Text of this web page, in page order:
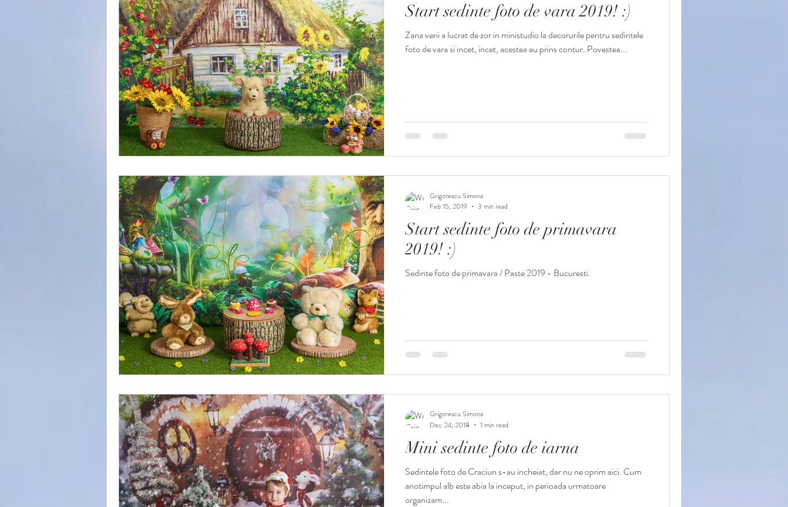
Start sedinte foto de vara 2019! :)
Zana verii a lucrat de zor in ministudio la decorurile pentru sedintele
foto de vara si incet, incet, acestea au prins contur. Povestea...
Start sedinte foto de primavara
2019! :)
Sedinte foto de primavara / Paste 2019 - Bucuresti.
Grigorescu Simona
Feb 15, 2019
3 min read
Mini sedinte foto de iarna
Sedintele foto de Craciun s-au incheiat, dar nu ne oprim aici. Cum
anotimpul alb este abia la inceput, in perioada urmatoare
organizam...
Grigorescu Simona
Dec 24, 2018
1 min read